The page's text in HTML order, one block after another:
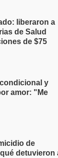
liberaron a
de Salud
de $75
y
amor: "Me
de
detuvieron